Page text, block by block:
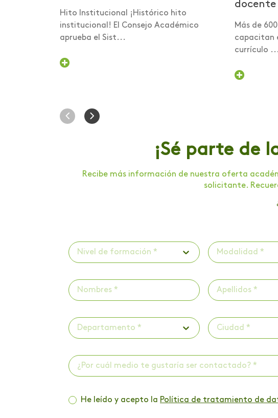
Foro nacional de
voluntariado
Inducción
Investigaciones
Investigaciones -
Invitación a panel
Lanzamiento de
Lanzamiento programa
Hito Institucional ¡Histórico hito
institucional! El Consejo Académico
aprueba el Sist...
docente
Más de
capacitan
currículo ...
¡Sé parte de
Recibe más información de nuestra oferta
solicitante.
Nivel de formación * Modalidad *
Departamento * Ciudad *
¿Por cuál medio te gustaría ser contactado? *
He leído y acepto la Política de tratamiento de